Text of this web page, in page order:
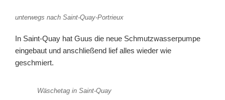
unterwegs nach Saint-Quay-Portrieux
In Saint-Quay hat Guus die neue Schmutzwasserpumpe
eingebaut und anschließend lief alles wieder wie
geschmiert.
Wäschetag in Saint-Quay